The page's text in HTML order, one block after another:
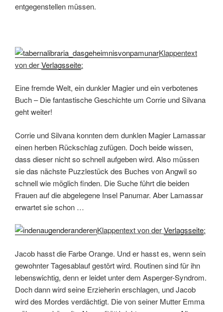
entgegenstellen müssen.
Klappentext
von derVerlagsseite:
Eine fremde Welt, ein dunkler Magier und ein verbotenes
Buch – Die fantastische Geschichte um Corrie und Silvana
geht weiter!
Corrie und Silvana konnten dem dunklen Magier Lamassar
einen herben Rückschlag zufügen. Doch beide wissen,
dass dieser nicht so schnell aufgeben wird. Also müssen
sie das nächste Puzzlestück des Buches von Angwil so
schnell wie möglich finden. Die Suche führt die beiden
Frauen auf die abgelegene Insel Panumar. Aber Lamassar
erwartet sie schon …
Klappentext von derVerlagsseite:
Jacob hasst die Farbe Orange. Und er hasst es, wenn sein
gewohnter Tagesablauf gestört wird. Routinen sind für ihn
lebenswichtig, denn er leidet unter dem Asperger-Syndrom.
Doch dann wird seine Erzieherin erschlagen, und Jacob
wird des Mordes verdächtigt. Die von seiner Mutter Emma